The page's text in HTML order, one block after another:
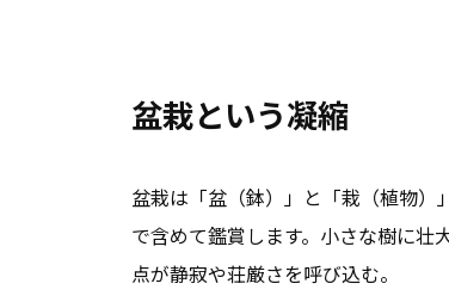
盆栽という凝縮
盆栽は「盆（鉢）」と「栽（植物）
で含めて鑑賞します。小さな樹に壮
点が静寂や荘厳さを呼び込む。